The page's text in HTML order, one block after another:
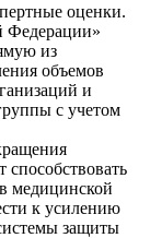
оценки.
Федерации»
из
объемов
и
с учетом
медицинской
к усилению
защиты